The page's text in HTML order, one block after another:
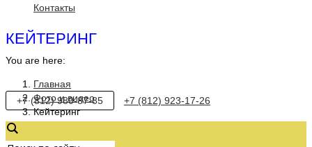
Контакты
КЕЙТЕРИНГ
You are here:
Главная
Фото и видео
Кейтеринг
+7 (812) 980-87-85 +7 (812) 923-17-26